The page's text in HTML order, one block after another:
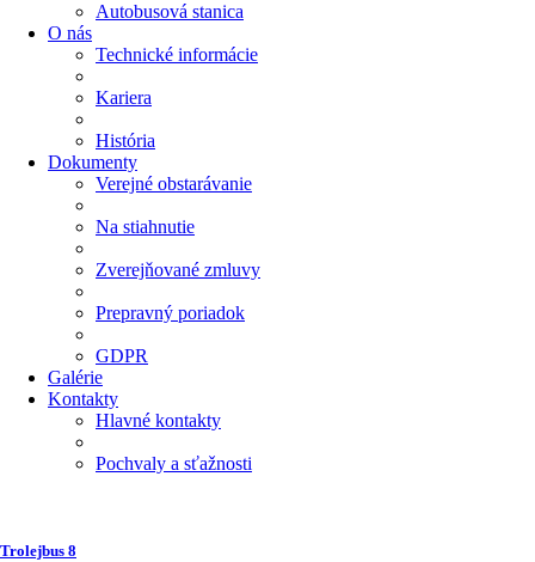
Autobusová stanica
O nás
Technické informácie
Kariera
História
Dokumenty
Verejné obstarávanie
Na stiahnutie
Zverejňované zmluvy
Prepravný poriadok
GDPR
Galérie
Kontakty
Hlavné kontakty
Pochvaly a sťažnosti
Trolejbus 8